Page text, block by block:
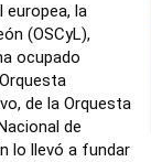
la
(OSCyL),
ocupado
de la Orquesta
de
lo llevó a fundar